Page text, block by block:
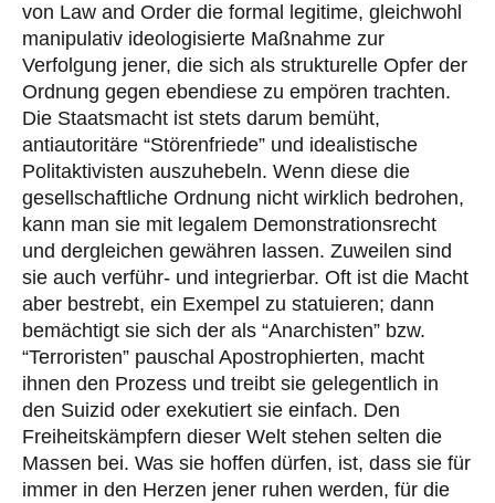
von Law and Order die formal legitime, gleichwohl
manipulativ ideologisierte Maßnahme zur
Verfolgung jener, die sich als strukturelle Opfer der
Ordnung gegen ebendiese zu empören trachten.
Die Staatsmacht ist stets darum bemüht,
antiautoritäre “Störenfriede” und idealistische
Politaktivisten auszuhebeln. Wenn diese die
gesellschaftliche Ordnung nicht wirklich bedrohen,
kann man sie mit legalem Demonstrationsrecht
und dergleichen gewähren lassen. Zuweilen sind
sie auch verführ- und integrierbar. Oft ist die Macht
aber bestrebt, ein Exempel zu statuieren; dann
bemächtigt sie sich der als “Anarchisten” bzw.
“Terroristen” pauschal Apostrophierten, macht
ihnen den Prozess und treibt sie gelegentlich in
den Suizid oder exekutiert sie einfach. Den
Freiheitskämpfern dieser Welt stehen selten die
Massen bei. Was sie hoffen dürfen, ist, dass sie für
immer in den Herzen jener ruhen werden, für die